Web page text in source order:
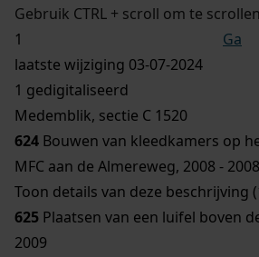
Gebruik CTRL + scroll om te scrollen
Ga
laatste wijziging 03-07-2024
1 gedigitaliseerd
Medemblik, sectie C 1520
624 Bouwen van kleedkamers op
MFC aan de Almereweg, 2008 - 2008
Toon details van deze beschrijving
625 Plaatsen van een luifel boven
2009